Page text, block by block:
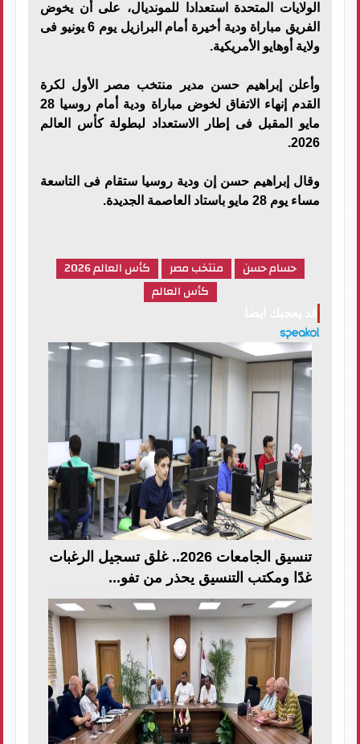
الولايات المتحدة استعدادا للمونديال، على أن يخوض
الفريق مباراة ودية أخيرة أمام البرازيل يوم 6 يونيو فى
ولاية أوهايو الأمريكية.
وأعلن إبراهيم حسن مدير منتخب مصر الأول لكرة
القدم إنهاء الاتفاق لخوض مباراة ودية أمام روسيا 28
مايو المقبل فى إطار الاستعداد لبطولة كأس العالم
2026.
وقال إبراهيم حسن إن ودية روسيا ستقام فى التاسعة
مساء يوم 28 مايو باستاد العاصمة الجديدة.
حسام حسن منتخب مصر
كأس العالم 2026
كأس العالم
تنسيق الجامعات 2026.. غلق تسجيل الرغبات
غدًا ومكتب التنسيق يحذر من تفو...